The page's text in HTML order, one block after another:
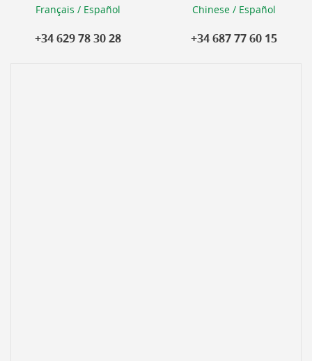
Français / Español
+34 629 78 30 28
Chinese / Español
+34 687 77 60 15